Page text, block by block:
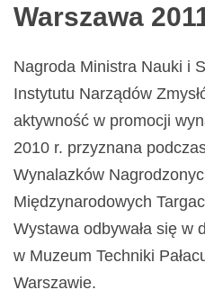
Warszawa
Nagroda Ministra Nauki i
Instytutu Narządów
aktywność w promocji
2010 r. przyznana
Wynalazków
Międzynarodowych
Wystawa odbywała się w
w Muzeum Techniki
Warszawie.